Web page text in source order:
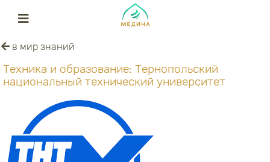
в мир знаний
Техника и образование: Тернопольский
национальный технический университет